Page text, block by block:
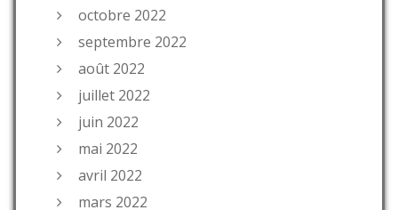
octobre 2022
septembre 2022
août 2022
juillet 2022
juin 2022
mai 2022
avril 2022
mars 2022